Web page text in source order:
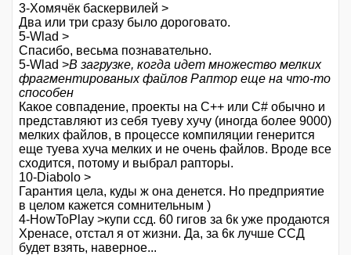
3-Хомячёк баскервилей >
Два или три сразу было дороговато.
5-Wlad >
Спасибо, весьма познавательно.
5-Wlad >В загрузке, когда идет множество мелких
фрагментированых файлов Раптор еще на что-то
способен
Какое совпадение, проекты на C++ или C# обычно и
представляют из себя туеву хучу (иногда более 9000)
мелких файлов, в процессе компиляции генерится
еще туева хуча мелких и не очень файлов. Вроде все
сходится, потому и выбрал рапторы.
10-Diabolo >
Гарантия цела, куды ж она денется. Но предприятие
в целом кажется сомнительным )
4-HowToPlay >купи ссд. 60 гигов за 6к уже продаются
Хренасе, отстал я от жизни. Да, за 6к лучше ССД
будет взять, наверное...